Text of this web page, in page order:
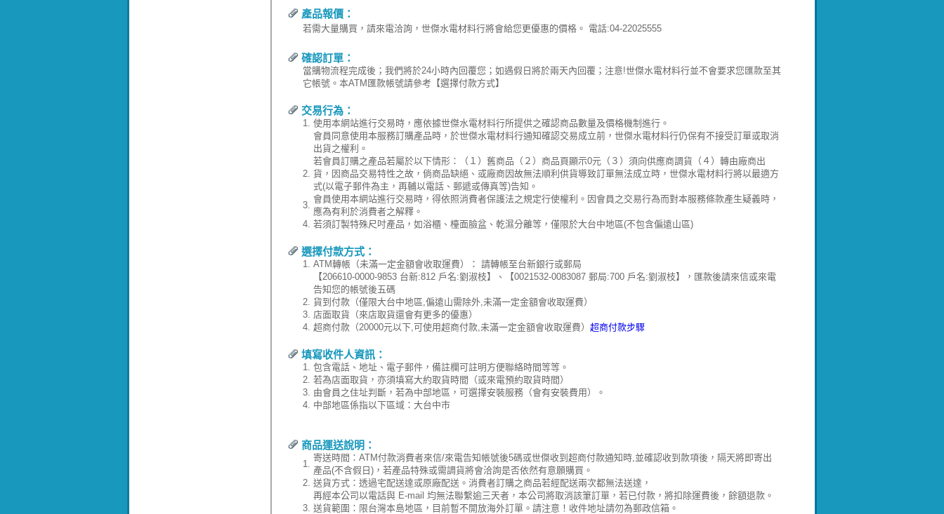
產品報價：
若需大量購買，請來電洽詢，世傑水電材料行將會給您更優惠的價格。 電話:04-22025555
確認訂單：
當購物流程完成後；我們將於24小時內回覆您；如遇假日將於兩天內回覆；注意!世傑水電材料行並不會要求您匯款至其
它帳號。本ATM匯款帳號請參考【選擇付款方式】
交易行為：
1. 使用本網站進行交易時，應依據世傑水電材料行所提供之確認商品數量及價格機制進行。
會員同意使用本服務訂購產品時，於世傑水電材料行通知確認交易成立前，世傑水電材料行仍保有不接受訂單或取消
出貨之權利。
2.
若會員訂購之產品若屬於以下情形：（１）舊商品（２）商品頁顯示0元（３）須向供應商調貨（４）轉由廠商出
貨，因商品交易特性之故，倘商品缺絕、或廠商因故無法順利供貨導致訂單無法成立時，世傑水電材料行將以最適方
式(以電子郵件為主，再輔以電話、郵遞或傳真等)告知。
3.
會員使用本網站進行交易時，得依照消費者保護法之規定行使權利。因會員之交易行為而對本服務條款產生疑義時，
應為有利於消費者之解釋。
4. 若須訂製特殊尺吋產品，如浴櫃、檯面臉盆、乾濕分離等，僅限於大台中地區(不包含偏遠山區)
選擇付款方式：
1. ATM轉帳（未滿一定金額會收取運費）： 請轉帳至台新銀行或郵局
【206610-0000-9853 台新:812 戶名:劉淑枝】、【0021532-0083087 郵局:700 戶名:劉淑枝】，匯款後請來信或來電
告知您的帳號後五碼
2. 貨到付款（僅限大台中地區,偏遠山需除外,未滿一定金額會收取運費）
3. 店面取貨（來店取貨還會有更多的優惠）
4. 超商付款（20000元以下,可使用超商付款,未滿一定金額會收取運費） 超商付款步驟
填寫收件人資訊：
1. 包含電話、地址、電子郵件，備註欄可註明方便聯絡時間等等。
2. 若為店面取貨，亦須填寫大約取貨時間（或來電預約取貨時間）
3. 由會員之住址判斷，若為中部地區 ，可選擇安裝服務（會有安裝費用）。
4. 中部地區係指以下區域：大台中市
商品運送說明：
1.
寄送時間：ATM付款消費者來信/來電告知帳號後5碼或世傑收到超商付款通知時,並確認收到款項後，隔天將即寄出
產品(不含假日)，若產品特殊或需調貨將會洽詢是否依然有意願購買。
2. 送貨方式：透過宅配送達或原廠配送。消費者訂購之商品若經配送兩次都無法送達，
再經本公司以電話與 E-mail 均無法聯繫逾三天者，本公司將取消該筆訂單，若已付款，將扣除運費後，餘額退款。
3. 送貨範圍：限台灣本島地區，目前暫不開放海外訂單。請注意！收件地址請勿為郵政信箱。